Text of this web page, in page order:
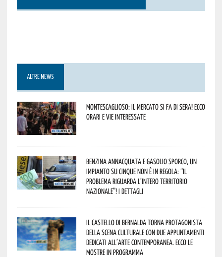
ALTRE NEWS
Montescaglioso: il mercato si fa di sera! Ecco
orari e vie interessate
Benzina annacquata e gasolio sporco, un
impianto su cinque non è in regola: “il
problema riguarda l’intero territorio
Nazionale”! I dettagli
Il Castello di Bernalda torna protagonista
della scena culturale con due appuntamenti
dedicati all’arte contemporanea. Ecco le
mostre in programma